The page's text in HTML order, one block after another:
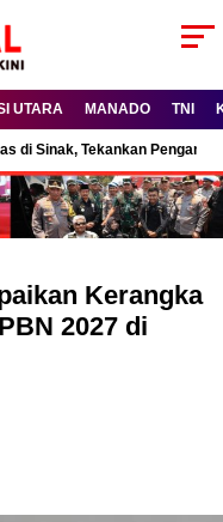
UTARA MANADO TNI
di Sinak, Tekankan
Kerangka
2027 di